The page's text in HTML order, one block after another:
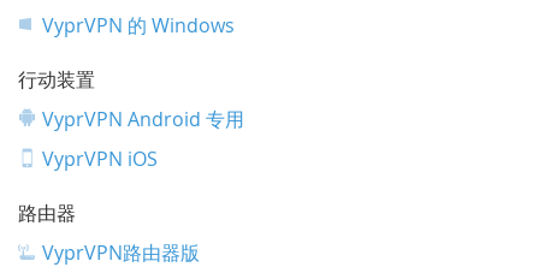
VyprVPN 的 Windows
行动装置
VyprVPN Android 专用
VyprVPN iOS
路由器
VyprVPN路由器版